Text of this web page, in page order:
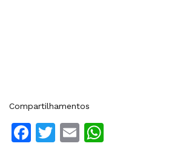
Compartilhamentos
Facebook
Twitter
Email